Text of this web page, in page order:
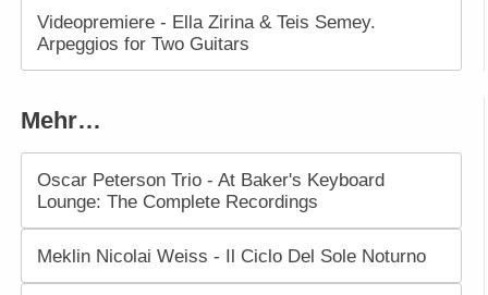
Videopremiere - Ella Zirina & Teis Semey.
Arpeggios for Two Guitars
Mehr…
Oscar Peterson Trio - At Baker's Keyboard
Lounge: The Complete Recordings
Meklin Nicolai Weiss - Il Ciclo Del Sole Noturno